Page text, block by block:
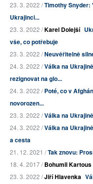
23. 3. 2022 /Timothy Snyder:
Ukrajinci...
23. 3. 2022 /Karel Dolejší
vše, co potřebuje
23. 3. 2022 /Neuvěřitelně
24. 3. 2022 /Válka na
rezignovat na glo...
24. 3. 2022 /Poté, co v
novorozen...
23. 3. 2022 /Válka na
24. 3. 2022 /Válka na
a cesta
21. 12. 2021 /Tak znovu:
18. 4. 2017 /Bohumil Kartous
23. 3. 2022 /Jiří Hlavenka